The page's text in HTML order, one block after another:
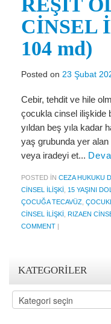
Miras Hukuku
İcra Ve İflas Hukuku
Gayrimenkul hukuku
Ticaret Hukuku
İdare ve Vergi Hukuku
Basında Derya Kuşaslan
HESAPLAMA ARAÇLARI
İhbar Tazminatı
Kıdem Tazminatı
Fazla Mesai Hesaplama
KVKK
KVKK Politikamız
REŞİT
CİNSEL
104 md)
Posted on 23 Şubat
Cebir, tehdit ve hile
çocukla cinsel ilişkide
yıldan beş yıla kadar
yaş grubunda yer
veya iradeyi et...
POSTED IN CEZA HUKUKU
CINSEL ILIŞKI
15 YAŞINI
ÇOCUĞA TECAVÜZ
CINSEL ILIŞKI RIZAEN
COMMENT |
KATEGORILER
Kategoriler